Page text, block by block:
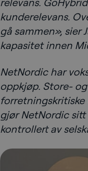
kunderelevans.
gå sammen», sier
kapasitet innen
NetNordic har
oppkjøp. Store-
forretningskritiske
gjør NetNordic sitt
kontrollert av